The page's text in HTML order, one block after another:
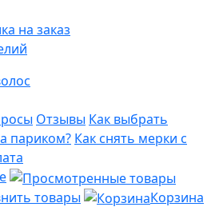
на заказ
Отзывы Как выбрать
париком? Как снять мерки с
товары
Корзина